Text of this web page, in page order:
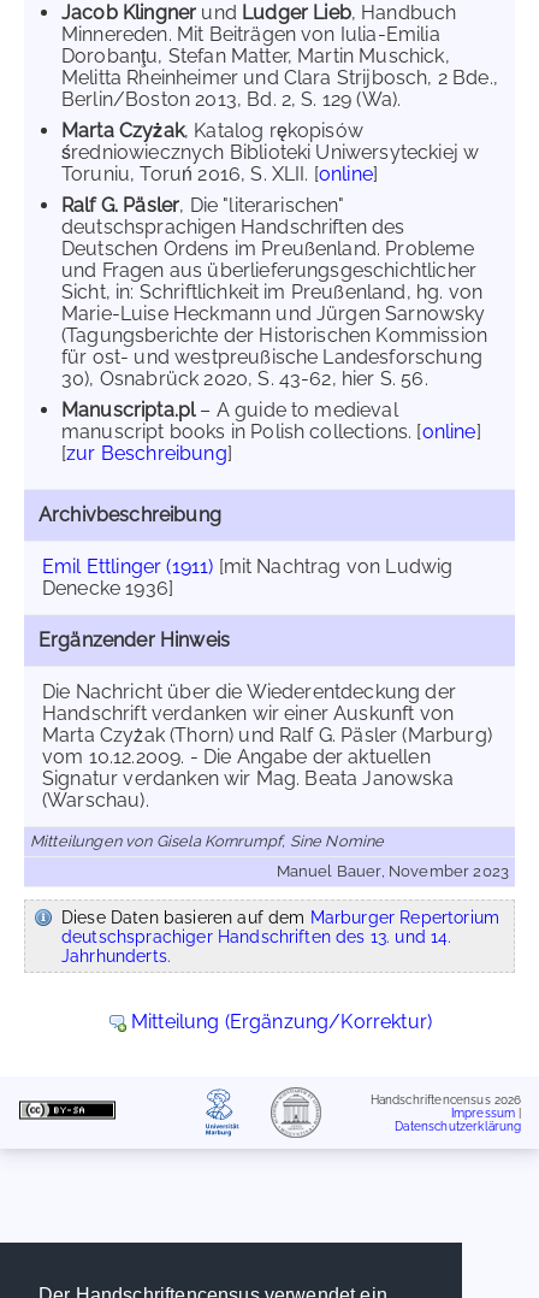
Jacob Klingner und Ludger Lieb, Handbuch
Minnereden. Mit Beiträgen von Iulia-Emilia
Dorobanţu, Stefan Matter, Martin Muschick,
Melitta Rheinheimer und Clara Strijbosch, 2 Bde.,
Berlin/Boston 2013, Bd. 2, S. 129 (Wa).
Marta Czyżak, Katalog rękopisów
średniowiecznych Biblioteki Uniwersyteckiej w
Toruniu, Toruń 2016, S. XLII. [online]
Ralf G. Päsler, Die "literarischen"
deutschsprachigen Handschriften des
Deutschen Ordens im Preußenland. Probleme
und Fragen aus überlieferungsgeschichtlicher
Sicht, in: Schriftlichkeit im Preußenland, hg. von
Marie-Luise Heckmann und Jürgen Sarnowsky
(Tagungsberichte der Historischen Kommission
für ost- und westpreußische Landesforschung
30), Osnabrück 2020, S. 43-62, hier S. 56.
Manuscripta.pl – A guide to medieval
manuscript books in Polish collections. [online]
[zur Beschreibung]
Archivbeschreibung
Emil Ettlinger (1911) [mit Nachtrag von Ludwig
Denecke 1936]
Ergänzender Hinweis
Die Nachricht über die Wiederentdeckung der
Handschrift verdanken wir einer Auskunft von
Marta Czyżak (Thorn) und Ralf G. Päsler (Marburg)
vom 10.12.2009. - Die Angabe der aktuellen
Signatur verdanken wir Mag. Beata Janowska
(Warschau).
Mitteilungen von Gisela Kornrumpf, Sine Nomine
Manuel Bauer, November 2023
Diese Daten basieren auf dem Marburger Repertorium
deutschsprachiger Handschriften des 13. und 14.
Jahrhunderts.
Mitteilung (Ergänzung/Korrektur)
Handschriftencensus 2026
Impressum
Datenschutzerklärung